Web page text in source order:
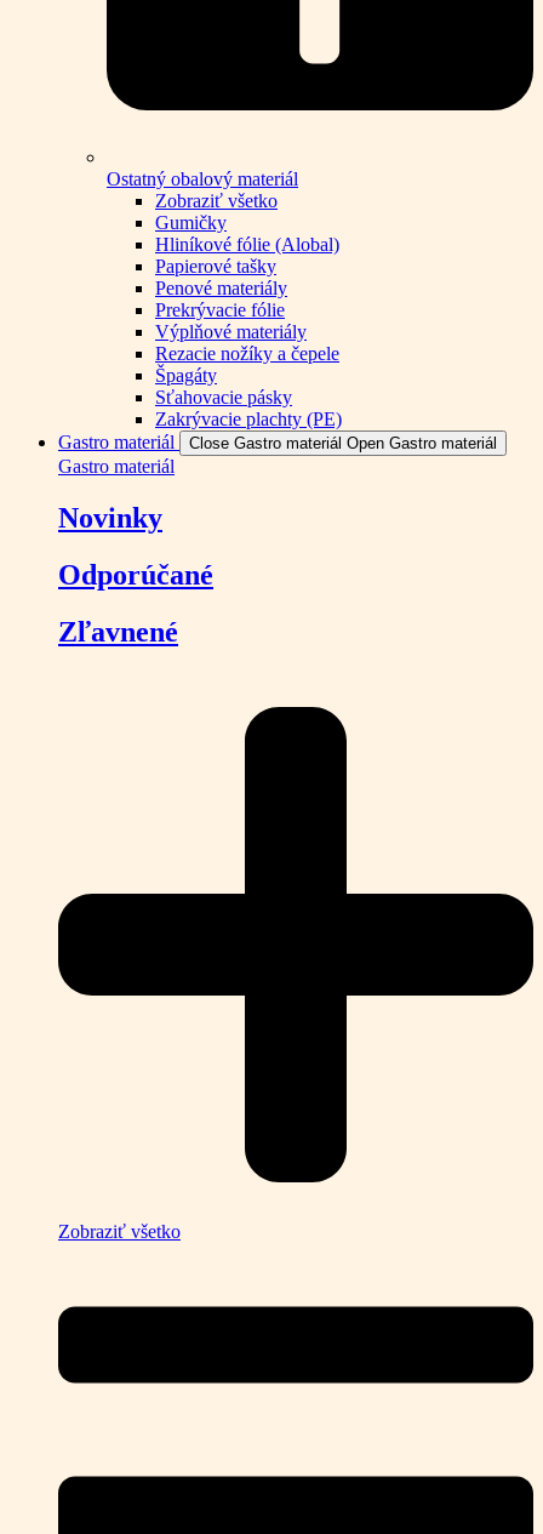
Ostatný obalový materiál
Zobraziť všetko
Gumičky
Hliníkové fólie (Alobal)
Papierové tašky
Penové materiály
Prekrývacie fólie
Výplňové materiály
Rezacie nožíky a čepele
Špagáty
Sťahovacie pásky
Zakrývacie plachty (PE)
Gastro materiál
Close Gastro materiál Open Gastro materiál
Gastro materiál
Novinky
Odporúčané
Zľavnené
Zobraziť všetko